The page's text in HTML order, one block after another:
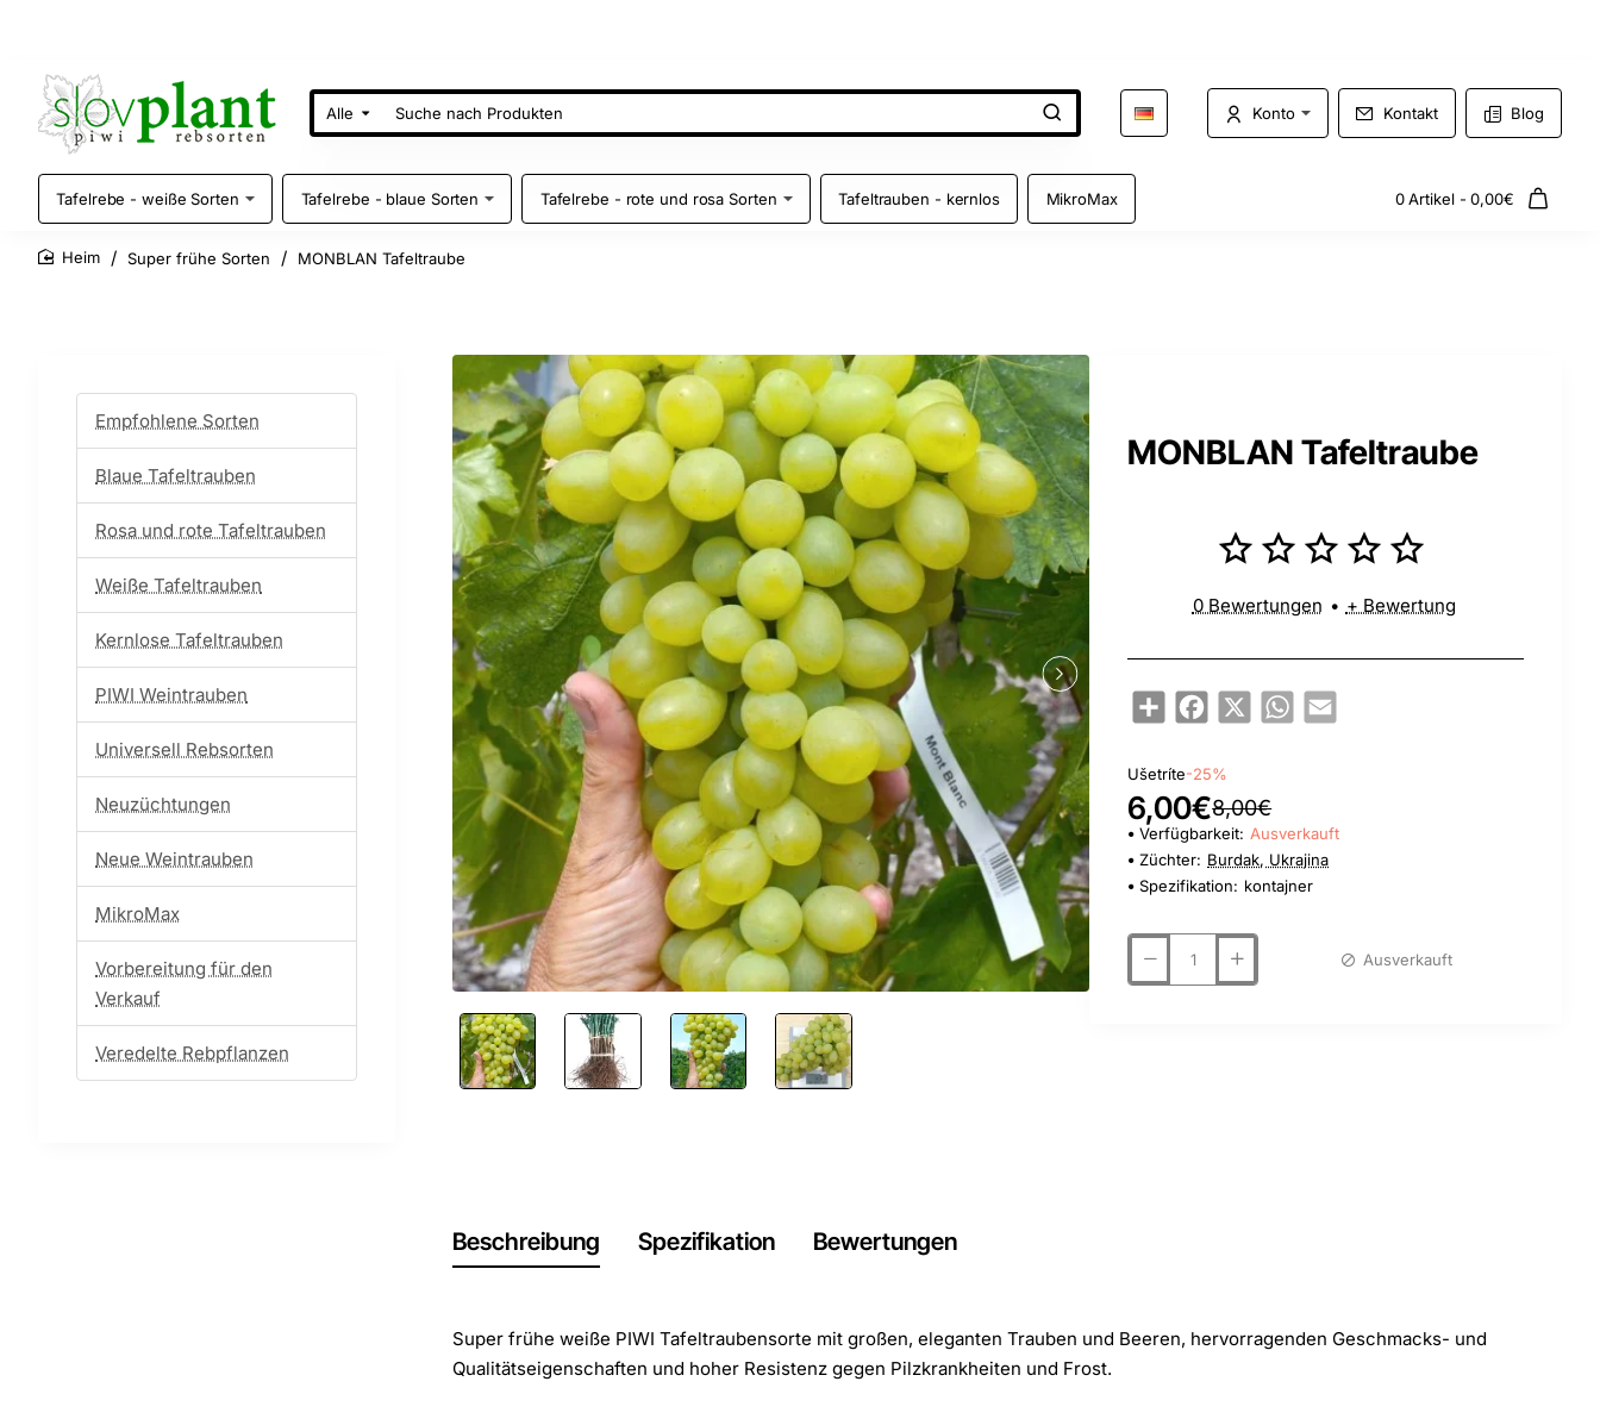
Alle
Suche
nach
Konto Kontakt Blog
Tafelrebe - weiße Sorten Tafelrebe - blaue Sorten Tafelrebe - rote und rosa Sorten Tafeltrauben - kernlos MikroMax 0 Artikel - 0,00€
Super frühe Sorten MONBLAN Tafeltraube
Empfohlene Sorten
Blaue Tafeltrauben
Rosa und rote Tafeltrauben
Weiße Tafeltrauben
Kernlose Tafeltrauben
PIWI Weintrauben
Universell Rebsorten
Neuzüchtungen
Neue Weintrauben
MikroMax
Vorbereitung für den
Verkauf
Veredelte Rebpflanzen
MONBLAN Tafeltraube
ShareFacebook
X WhatsApp
Email
0 Bewertungen • + Bewertung
Ušetríte-25%
6,00€8,00€
Verfügbarkeit: Ausverkauft
Züchter: Burdak, Ukrajina
Spezifikation: kontajner
Ausverkauft
Beschreibung Spezifikation Bewertungen
Super frühe weiße PIWI Tafeltraubensorte mit großen, eleganten Trauben und Beeren, hervorragenden Geschmacks- und
Qualitätseigenschaften und hoher Resistenz gegen Pilzkrankheiten und Frost.